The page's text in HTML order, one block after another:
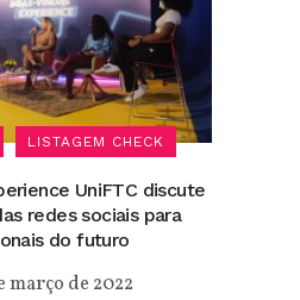
LISTAGEM CHECK
UniFTC discute
redes sociais para
do futuro
março de 2022